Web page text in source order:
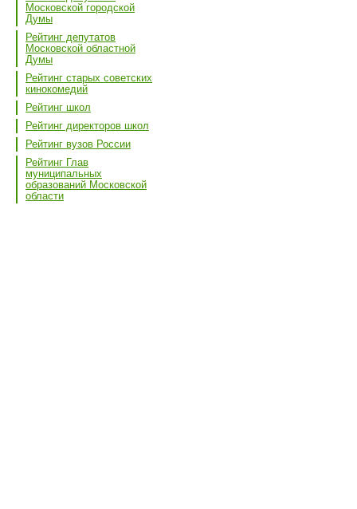
Московской городской
Думы
Рейтинг депутатов
Московской областной
Думы
Рейтинг старых советских
кинокомедий
Рейтинг школ
Рейтинг директоров школ
Рейтинг вузов России
Рейтинг Глав
муниципальных
образований Московской
области